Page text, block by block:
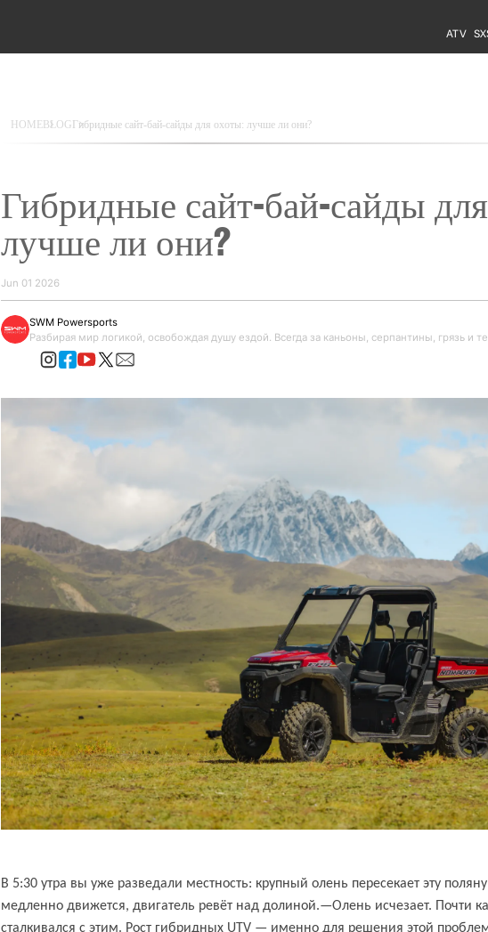
ATV
HOMEBLOGГибридные сайт-бай-сайды для охоты: лучше ли они?
Гибридные сайт-бай-сайды
лучше ли они?
Jun 01 2026
SWM Powersports
Разбирая мир логикой, освобождая душу ездой. Всегда за каньоны, серпантины, грязь и
В 5:30 утра вы уже разведали местность: крупный олень пересекает эту
медленно движется, двигатель ревёт над долиной.—Олень исчезает. Почти
сталкивался с этим. Рост гибридных UTV — именно для решения этой